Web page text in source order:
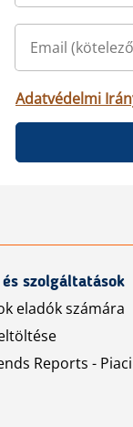
Adatvédelmi
szolgáltatások
eladók számára
Reports -